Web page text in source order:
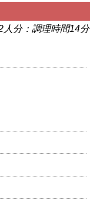
人分：調理時間14分